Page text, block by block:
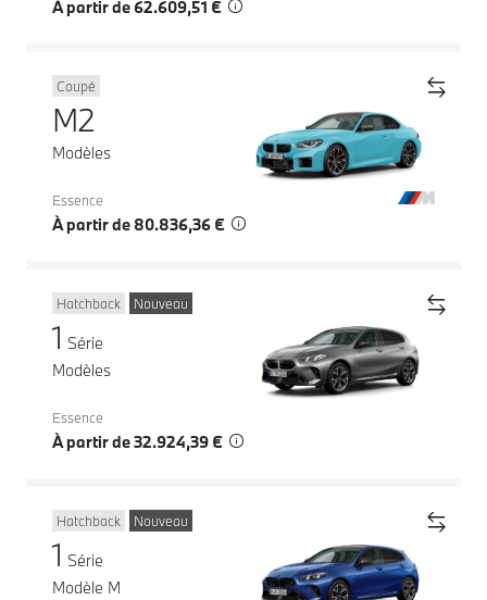
À partir de 62.609,51 €
Coupé
M2
Modèles
Essence
À partir de 80.836,36 €
Hatchback Nouveau
1 Série
Modèles
Essence
À partir de 32.924,39 €
Hatchback Nouveau
1 Série
Modèle M